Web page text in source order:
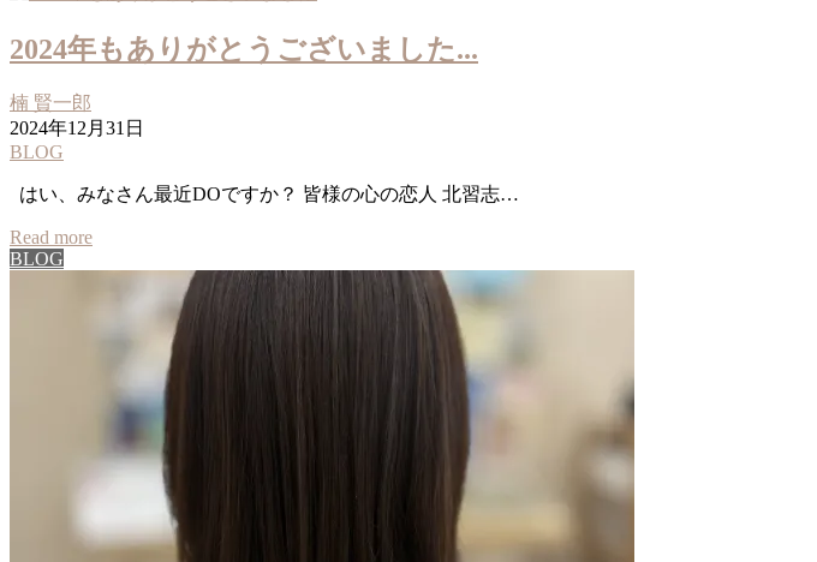
2024年もありがとうございました...
楠 賢一郎
2024年12月31日
BLOG
はい、みなさん最近DOですか？ 皆様の心の恋人 北習志…
Read more
BLOG